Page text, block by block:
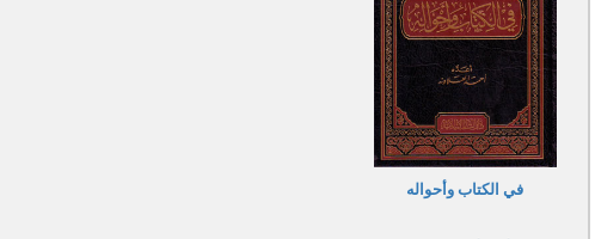
في الكتاب وأحواله